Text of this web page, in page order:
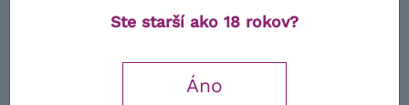
Tenuta ValdipiattaSte starší ako 18 rokov?
Áno